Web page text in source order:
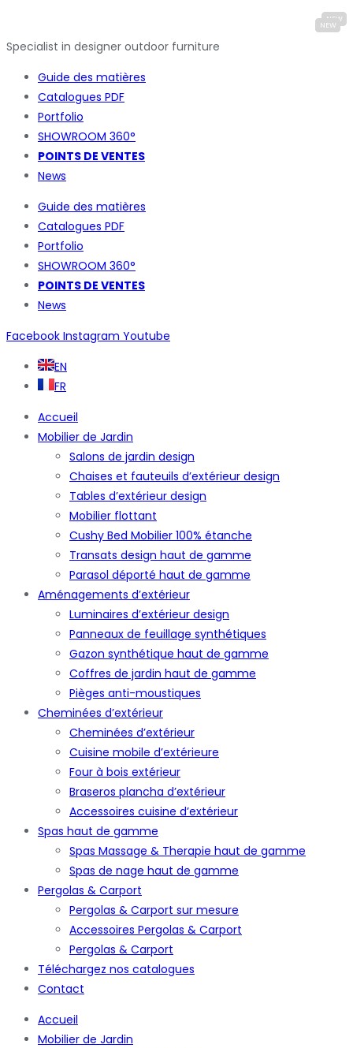
Specialist in designer outdoor furniture
Guide des matières
Catalogues PDF
Portfolio
SHOWROOM 360°
POINTS DE VENTES
News
Guide des matières
Catalogues PDF
Portfolio
SHOWROOM 360°
POINTS DE VENTES
News
Facebook Instagram Youtube
EN
FR
Accueil
Mobilier de Jardin
Salons de jardin design
Chaises et fauteuils d’extérieur design
Tables d’extérieur design
Mobilier flottant
Cushy Bed Mobilier 100% étanche
Transats design haut de gamme
Parasol déporté haut de gamme
Aménagements d’extérieur
Luminaires d’extérieur design
Panneaux de feuillage synthétiques
Gazon synthétique haut de gamme
Coffres de jardin haut de gamme
Pièges anti-moustiques
Cheminées d’extérieur
Cheminées d’extérieur
Cuisine mobile d’extérieure
Four à bois extérieur
Braseros plancha d’extérieur
Accessoires cuisine d’extérieur
Spas haut de gamme
Spas Massage & Therapie haut de gamme
Spas de nage haut de gamme
Pergolas & Carport
Pergolas & Carport sur mesure
Accessoires Pergolas & Carport
Pergolas & Carport
Téléchargez nos catalogues
Contact
Accueil
Mobilier de Jardin